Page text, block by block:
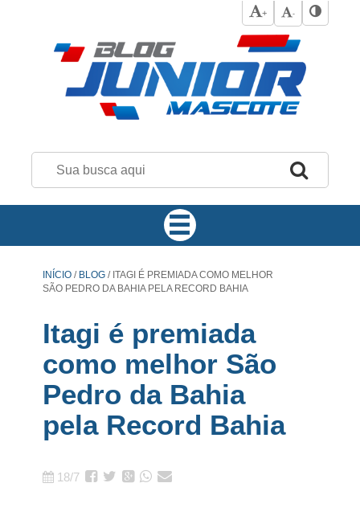
+ -
INÍCIO / BLOG /ITAGI É PREMIADA COMO MELHOR
SÃO PEDRO DA BAHIA PELA RECORD BAHIA
Itagi é premiada
como melhor São
Pedro da Bahia
pela Record Bahia
18/7